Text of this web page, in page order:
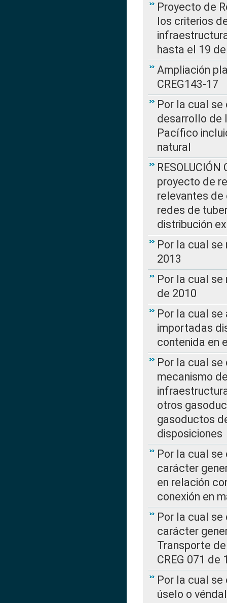
Proyecto de
los criterios
hasta el 19
Ampliación
CREG143-17
Por la cual
desarrollo de
Pacífico
natural
proyecto de
relevantes de
redes de
distribución
Por la cual se
2013
Por la cual se
de 2010
Por la cual
importadas
contenida en
Por la cual se
mecanismo
otros
gasoductos
disposiciones
Por la cual
carácter
en relación
conexión en
Por la cual
carácter
Transporte
CREG 071 de
Por la cual
úselo o